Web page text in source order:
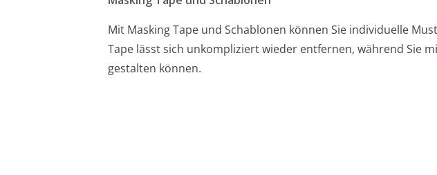
Mit Masking Tape und Schablonen können Sie individuelle
Tape lässt sich unkompliziert wieder entfernen, während Sie
gestalten können.